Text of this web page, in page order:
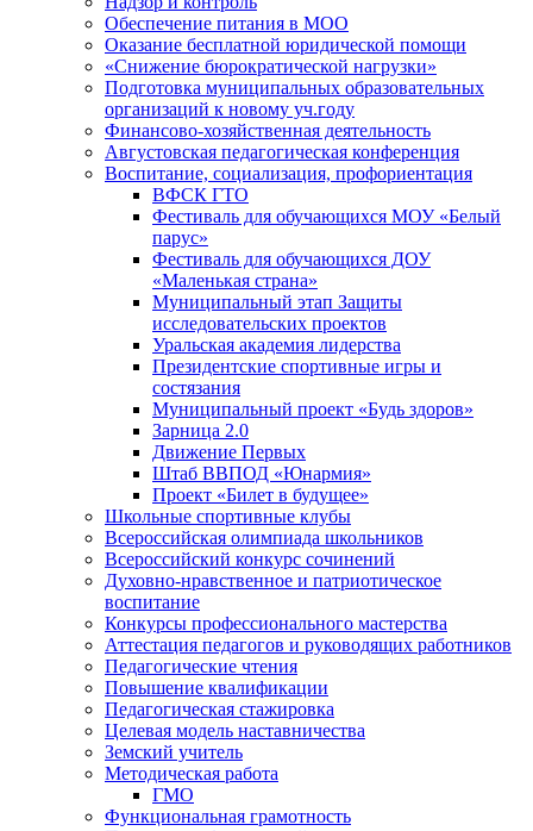
Обеспечение питания в МОО
Оказание бесплатной юридической помощи
«Снижение бюрократической нагрузки»
Подготовка муниципальных образовательных
организаций к новому уч.году
Финансово-хозяйственная деятельность
Августовская педагогическая конференция
Воспитание, социализация, профориентация
ВФСК ГТО
Фестиваль для обучающихся МОУ «Белый
парус»
Фестиваль для обучающихся ДОУ
«Маленькая страна»
Муниципальный этап Защиты
исследовательских проектов
Уральская академия лидерства
Президентские спортивные игры и
состязания
Муниципальный проект «Будь здоров»
Зарница 2.0
Движение Первых
Штаб ВВПОД «Юнармия»
Проект «Билет в будущее»
Школьные спортивные клубы
Всероссийская олимпиада школьников
Всероссийский конкурс сочинений
Духовно-нравственное и патриотическое
воспитание
Конкурсы профессионального мастерства
Аттестация педагогов и руководящих работников
Педагогические чтения
Повышение квалификации
Педагогическая стажировка
Целевая модель наставничества
Земский учитель
Методическая работа
ГМО
Функциональная грамотность